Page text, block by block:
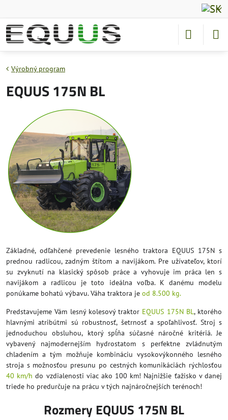
Výrobný program
EQUUS 175N BL
Základné, odľahčené prevedenie lesného traktora EQUUS 175N s
prednou radlicou, zadným štítom a navijákom. Pre užívateľov, ktorí
su zvyknutí na klasický spôsob práce a vyhovuje im práca len s
navijákom a radlicou je toto ideálna voľba. K danému modelu
ponúkame bohatú výbavu. Váha traktora je od 8.500 kg.
Predstavujeme Vám lesný kolesový traktor EQUUS 175N BL, ktorého
hlavnými atribútmi sú robustnosť, šetrnosť a spoľahlivosť. Stroj s
jednoduchou obsluhou, ktorý spĺňa súčasné náročné kritériá. Je
vybavený najmodernejším hydrostatom s perfektne zvládnutým
chladením a tým možňuje kombináciu vysokovýkonného lesného
stroja s možnosťou presunu po cestných komunikáciách rýchlosťou
40 km/h do vzdialenosti viac ako 100 km! Najnižšie ťažisko v danej
triede ho predurčuje na prácu v tých najnáročnejších terénoch!
Rozmery EQUUS 175N BL